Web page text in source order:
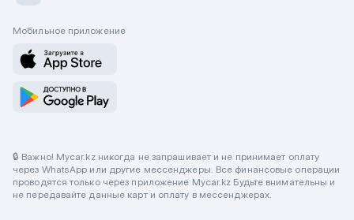
Мобильное приложение
🔒 Важно! Mycar.kz никогда не запрашивает и не принимает оплату
через WhatsApp или другие мессенджеры. Все финансовые операции
проводятся только через приложение Mycar.kz Будьте внимательны и
не передавайте данные карт и оплату в мессенджерах.